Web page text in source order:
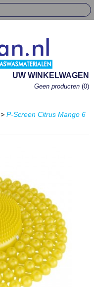
UW WINKELWAGEN
Geen producten (0)
> P-Screen Citrus Mango 6